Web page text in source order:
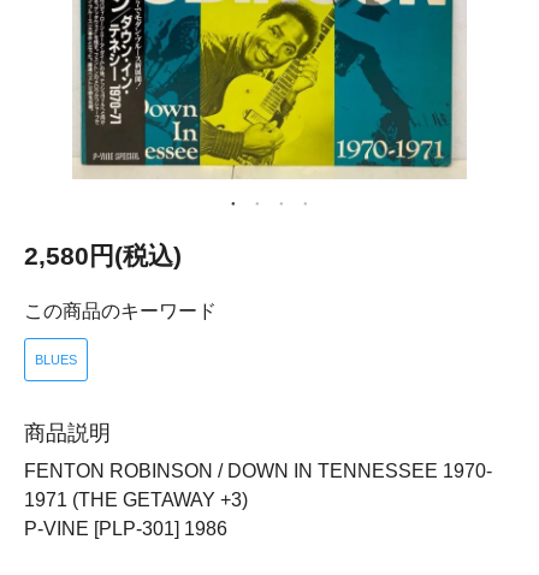
2,580円(税込)
この商品のキーワード
BLUES
商品説明
FENTON ROBINSON / DOWN IN TENNESSEE 1970-
1971 (THE GETAWAY +3)
P-VINE [PLP-301] 1986